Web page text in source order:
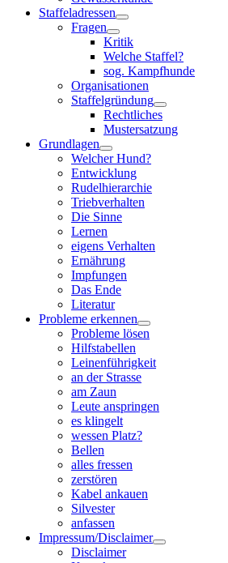
Staffeladressen
Fragen
Kritik
Welche Staffel?
sog. Kampfhunde
Organisationen
Staffelgründung
Rechtliches
Mustersatzung
Grundlagen
Welcher Hund?
Entwicklung
Rudelhierarchie
Triebverhalten
Die Sinne
Lernen
eigens Verhalten
Ernährung
Impfungen
Das Ende
Literatur
Probleme erkennen
Probleme lösen
Hilfstabellen
Leinenführigkeit
an der Strasse
am Zaun
Leute anspringen
es klingelt
wessen Platz?
Bellen
alles fressen
zerstören
Kabel ankauen
Silvester
anfassen
Impressum/Disclaimer
Disclaimer